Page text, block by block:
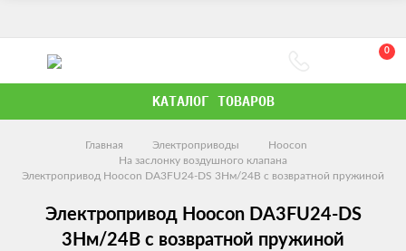
0
КАТАЛОГ ТОВАРОВ
Главная Электроприводы
Hoocon
На заслонку воздушного клапана
Электропривод Hoocon DA3FU24-DS 3Нм/24В с возвратной пружиной
Электропривод Hoocon DA3FU24-DS
3Нм/24В с возвратной пружиной